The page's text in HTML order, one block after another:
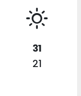
31
21